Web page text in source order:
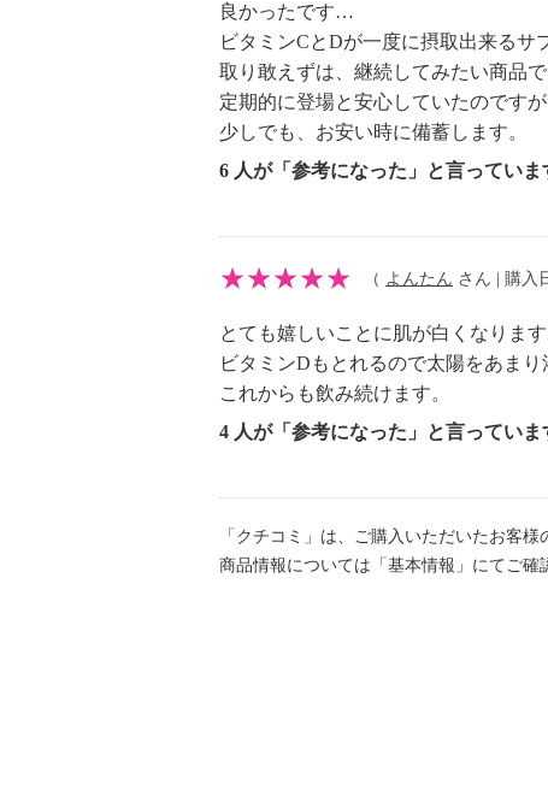
良かったです…
ビタミンCとDが一度に摂取出来る
取り敢えずは、継続してみたい商品で
定期的に登場と安心していたのです
少しでも、お安い時に備蓄します。
6 人が「参考になった」と言っていま
（ よんたん さん | 購入
とても嬉しいことに肌が白くなります
ビタミンDもとれるので太陽をあま
これからも飲み続けます。
4 人が「参考になった」と言っていま
「クチコミ」は、ご購入いただいたお客
商品情報については「基本情報」にてご確